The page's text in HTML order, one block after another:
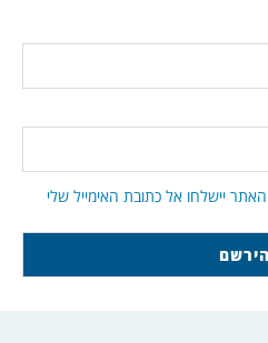
יישלחו אל כתובת האימייל שלי